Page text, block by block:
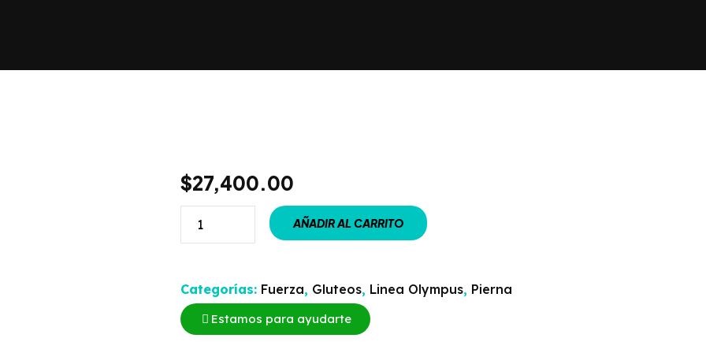
$27,400.00
AÑADIR AL CARRITO
Categorías: Fuerza, Gluteos, Linea Olympus, Pierna
Estamos para ayudarte